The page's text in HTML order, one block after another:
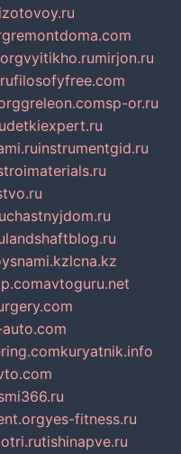
remontdoma.com
vyitikho.rumirjon.ru
filosofyfree.com
greleon.comsp-or.ru
detkiexpert.ru
instrumentgid.ru
chastnyjdom.ru
landshaftblog.ru
lcna.kz
avtoguru.net
kuryatnik.info
yes-fitness.ru
tishinapve.ru